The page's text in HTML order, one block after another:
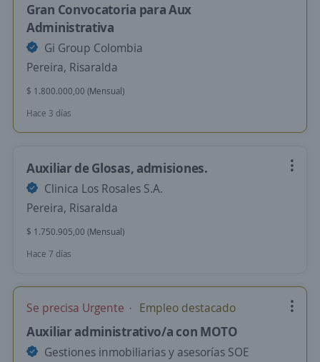
Gran Convocatoria para Aux
Administrativa
Gi Group Colombia
Pereira, Risaralda
$ 1.800.000,00 (Mensual)
Hace 3 días
Auxiliar de Glosas, admisiones.
Clinica Los Rosales S.A.
Pereira, Risaralda
$ 1.750.905,00 (Mensual)
Hace 7 días
Se precisa Urgente Empleo destacado
Auxiliar administrativo/a con MOTO
Gestiones inmobiliarias y asesorías SOE